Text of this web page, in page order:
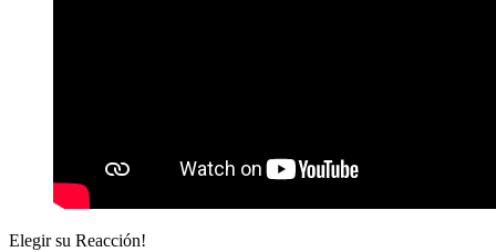
Elegir su Reacción!